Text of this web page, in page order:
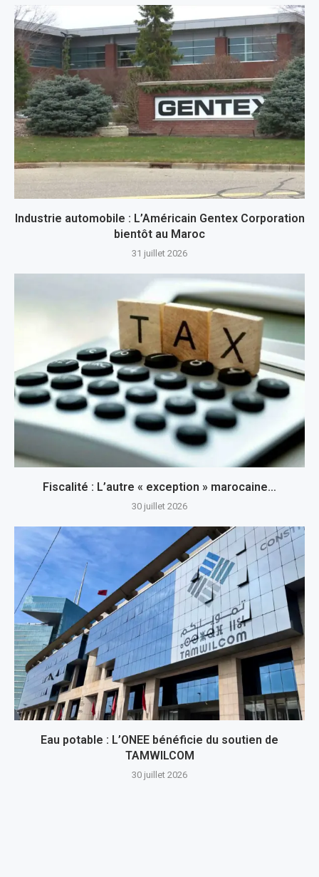
Industrie automobile : L’Américain Gentex Corporation
bientôt au Maroc
31 juillet 2026
Fiscalité : L’autre « exception » marocaine…
30 juillet 2026
Eau potable : L’ONEE bénéficie du soutien de
TAMWILCOM
30 juillet 2026